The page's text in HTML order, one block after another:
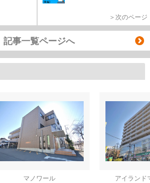
＞次のページ
記事一覧ページへ
マノワール
アイラン